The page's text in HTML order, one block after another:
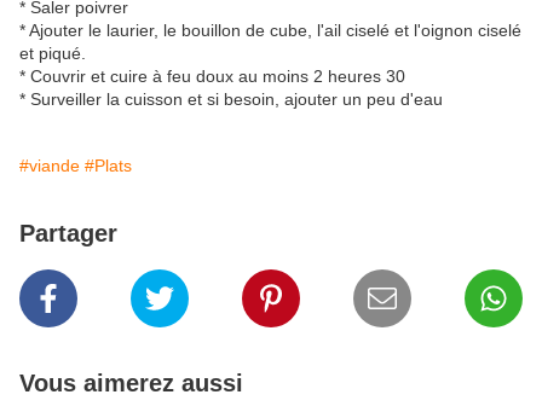
* Saler poivrer
* Ajouter le laurier, le bouillon de cube, l'ail ciselé et l'oignon ciselé
et piqué.
* Couvrir et cuire à feu doux au moins 2 heures 30
* Surveiller la cuisson et si besoin, ajouter un peu d'eau
#viande #Plats
Partager
Vous aimerez aussi